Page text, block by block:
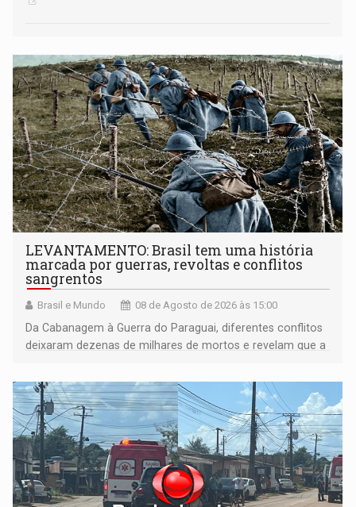
LEVANTAMENTO: Brasil tem uma história
marcada por guerras, revoltas e conflitos
sangrentos
Brasil e Mundo 08 de Agosto de 2026 às 15:00
Da Cabanagem à Guerra do Paraguai, diferentes conflitos
deixaram dezenas de milhares de mortos e revelam que a
territoriais e sociais